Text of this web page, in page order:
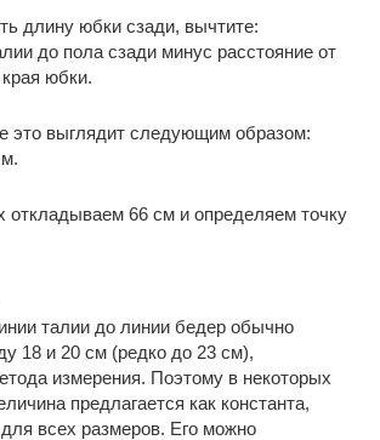
длину юбки сзади, вычтите:
до пола сзади минус расстояние от
юбки.
это выглядит следующим образом:
откладываем 66 см и определяем точку
талии до линии бедер обычно
18 и 20 см (редко до 23 см),
измерения. Поэтому в некоторых
предлагается как константа,
всех размеров. Его можно